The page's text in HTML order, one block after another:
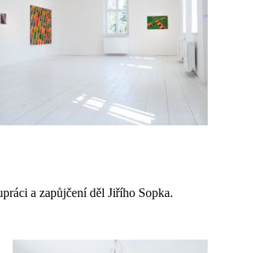
a zapůjčení děl Jiřího Sopka.